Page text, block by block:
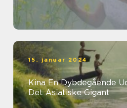
15. januar 2024
Kina En Dybdegående Udforskning af
Det Asiatiske Gigant